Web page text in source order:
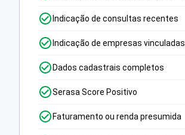
Indicação de consultas recentes
Indicação de empresas vinculadas
Dados cadastrais completos
Serasa Score Positivo
Faturamento ou renda presumida